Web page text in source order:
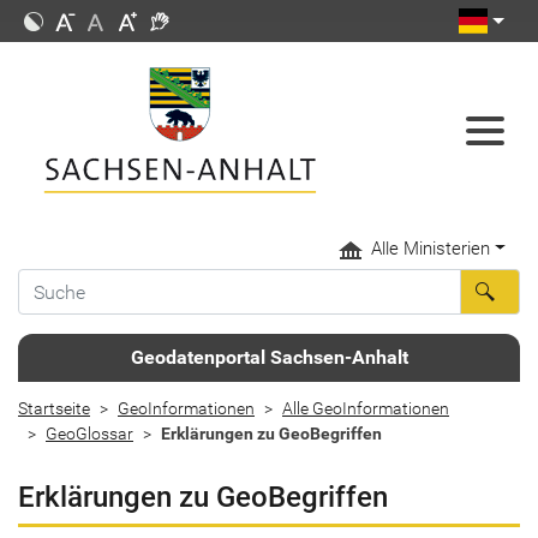
Alle Ministerien
Geodatenportal Sachsen-Anhalt
Startseite GeoInformationen
Alle GeoInformationen
GeoGlossar
Erklärungen zu GeoBegriffen
Erklärungen zu GeoBegriffen